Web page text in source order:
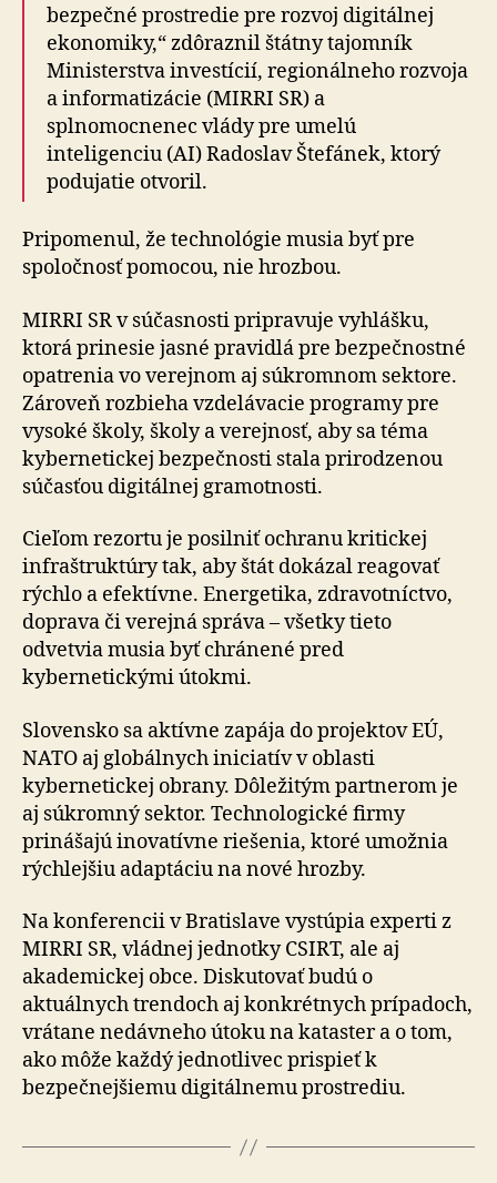
bezpečné prostredie pre rozvoj digitálnej
ekonomiky,“ zdôraznil štátny tajomník
Ministerstva investícií, regionálneho rozvoja
a informatizácie (MIRRI SR) a
splnomocnenec vlády pre umelú
inteligenciu (AI) Radoslav Štefánek, ktorý
podujatie otvoril.
Pripomenul, že technológie musia byť pre
spoločnosť pomocou, nie hrozbou.
MIRRI SR v súčasnosti pripravuje vyhlášku,
ktorá prinesie jasné pravidlá pre bezpečnostné
opatrenia vo verejnom aj súkromnom sektore.
Zároveň rozbieha vzdelávacie programy pre
vysoké školy, školy a verejnosť, aby sa téma
kybernetickej bezpečnosti stala prirodzenou
súčasťou digitálnej gramotnosti.
Cieľom rezortu je posilniť ochranu kritickej
infraštruktúry tak, aby štát dokázal reagovať
rýchlo a efektívne. Ener­ge­ti­ka, zdravotníctvo,
doprava či verejná správa – všetky tieto
odvetvia musia byť chránené pred
kybernetickými útokmi.
Slovensko sa aktívne zapája do projektov EÚ,
NATO aj globálnych iniciatív v oblasti
kybernetickej obrany. Dôležitým partnerom je
aj súkromný sektor. Tech­no­lo­gic­ké firmy
prinášajú inovatívne riešenia, ktoré umožnia
rýchlejšiu adaptáciu na nové hrozby.
Na konferencii v Bratislave vystúpia experti z
MIRRI SR, vládnej jednotky CSIRT, ale aj
akademickej obce. Dis­ku­to­vať budú o
aktuálnych trendoch aj konkrétnych prí­pa­doch,
vrátane nedávneho útoku na kataster a o tom,
ako môže každý jednotlivec prispieť k
bezpečnejšiemu di­gi­tál­ne­mu prostrediu.